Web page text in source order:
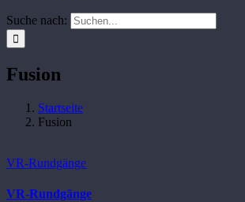
Suche nach:
Fusion
Startseite
Fusion
VR-Rundgänge
VR-Rundgänge